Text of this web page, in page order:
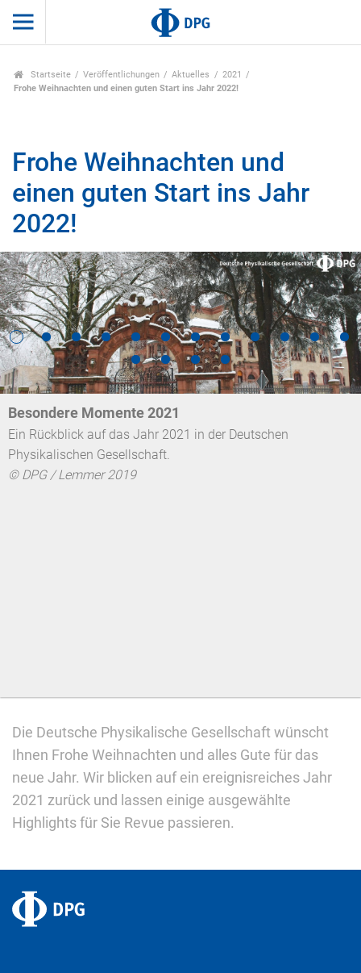
Startseite Veröffentlichungen Aktuelles
2021
Frohe Weihnachten und einen guten Start ins Jahr 2022!
Frohe Weihnachten und
einen guten Start ins Jahr
2022!
Besondere Momente 2021
Ein Rückblick auf das Jahr 2021 in der Deutschen
Physikalischen Gesellschaft.
© DPG / Lemmer 2019
Die Deutsche Physikalische Gesellschaft wünscht
Ihnen Frohe Weihnachten und alles Gute für das
neue Jahr. Wir blicken auf ein ereignisreiches Jahr
2021 zurück und lassen einige ausgewählte
Highlights für Sie Revue passieren.